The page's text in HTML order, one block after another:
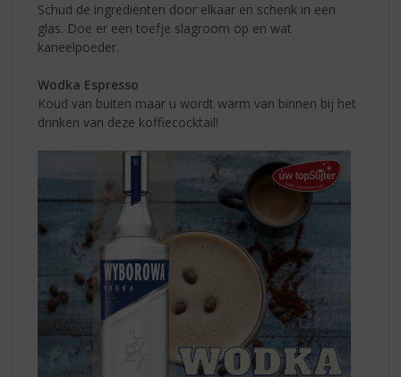
Schud de ingrediënten door elkaar en schenk in een
glas. Doe er een toefje slagroom op en wat
kaneelpoeder.
Wodka Espresso
Koud van buiten maar u wordt warm van binnen bij het
drinken van deze koffiecocktail!